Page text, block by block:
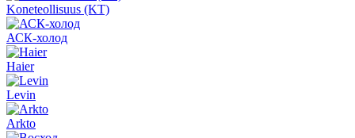
Koneteollisuus (KT)
АСК-холод
Haier
Levin
Arkto